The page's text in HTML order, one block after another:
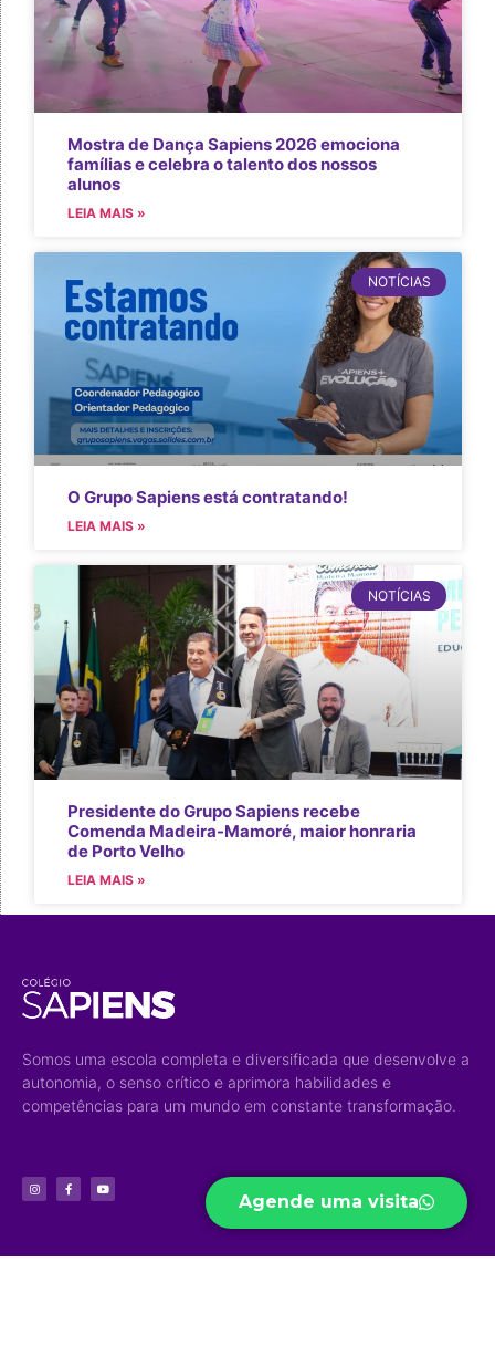
Mostra de Dança Sapiens 2026 emociona
famílias e celebra o talento dos nossos
alunos
LEIA MAIS »
NOTÍCIAS
O Grupo Sapiens está contratando!
LEIA MAIS »
NOTÍCIAS
Presidente do Grupo Sapiens recebe
Comenda Madeira-Mamoré, maior honraria
de Porto Velho
LEIA MAIS »
Agende uma visita
Somos uma escola completa e diversificada que desenvolve a
autonomia, o senso crítico e aprimora habilidades e
competências para um mundo em constante transformação.